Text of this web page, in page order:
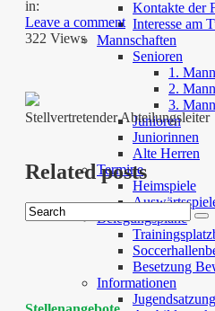
Kontakte der
Interesse am
Mannschaften
Senioren
1.
2.
3.
Junioren
Juniorinnen
Alte Herren
Termine
Heimspiele
Belegungspläne
Besetzung
Informationen
Jugendsatzung
in:
Leave a comment
322 Views
Stellvertretender Abteilungsleiter
Related posts